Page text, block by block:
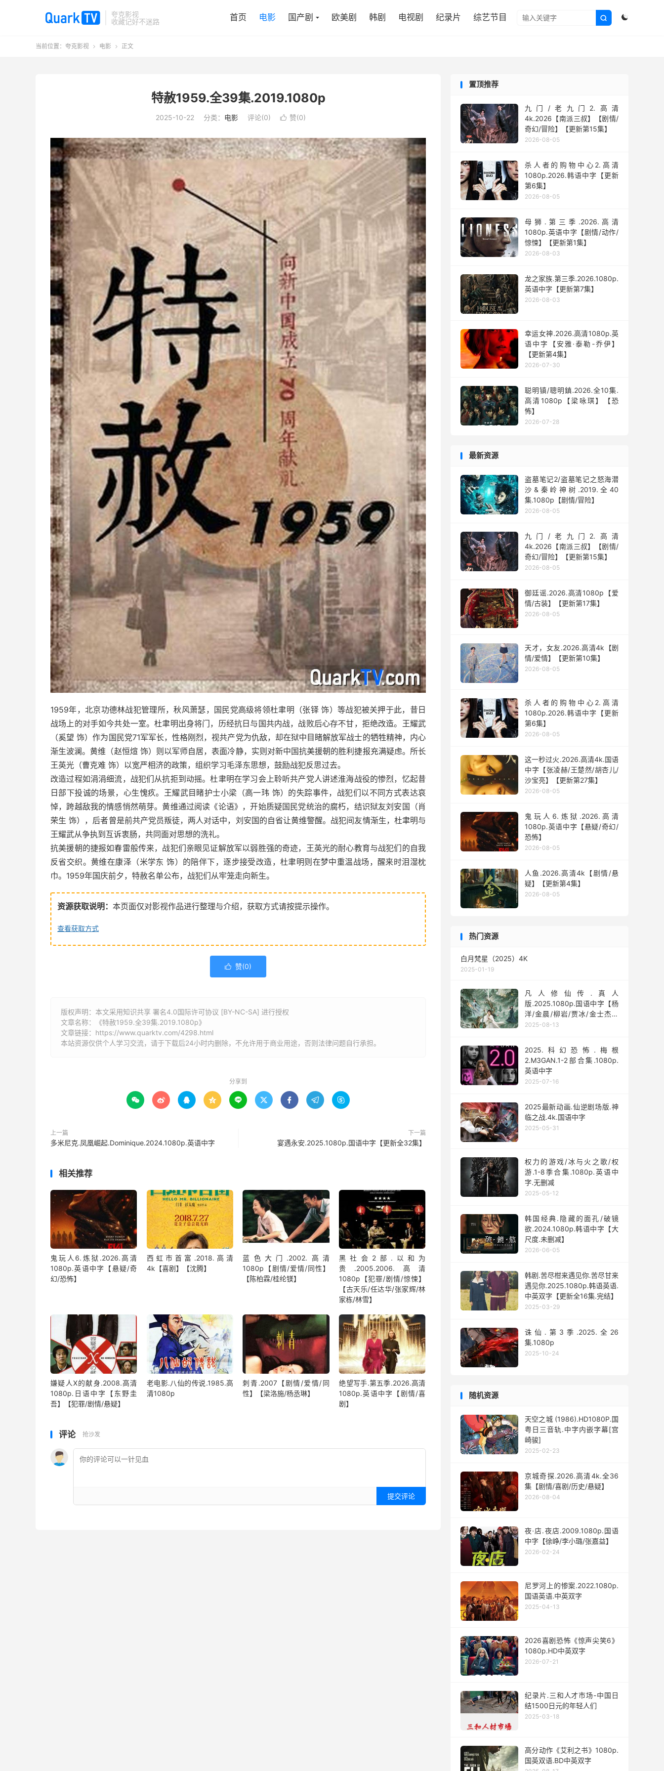
夸克影视
收藏记好不迷路


首页 电影 国产剧 欧美剧 韩剧 电视剧 纪录片 综艺节目
当前位置： 夸克影视  电影  正文
特赦1959.全39集.2019.1080p
2025-10-22 分类： 电影 评论(0)  赞(0)
1959年，北京功德林战犯管理所，秋风萧瑟，国民党高级将领杜聿明（张铎 饰）等战犯被关押于此，昔日
战场上的对手如今共处一室。杜聿明出身将门，历经抗日与国共内战，战败后心存不甘，拒绝改造。王耀武
（奚望 饰）作为国民党71军军长，性格刚烈，视共产党为仇敌，却在狱中目睹解放军战士的牺牲精神，内心
渐生波澜。黄维（赵恒煊 饰）则以军师自居，表面冷静，实则对新中国抗美援朝的胜利捷报充满疑虑。所长
王英光（曹克难 饰）以宽严相济的政策，组织学习毛泽东思想，鼓励战犯反思过去。
改造过程如涓涓细流，战犯们从抗拒到动摇。杜聿明在学习会上聆听共产党人讲述淮海战役的惨烈，忆起昔
日部下投诚的场景，心生愧疚。王耀武目睹护士小梁（高一玮 饰）的失踪事件，战犯们以不同方式表达哀
悼，跨越敌我的情感悄然萌芽。黄维通过阅读《论语》，开始质疑国民党统治的腐朽，结识狱友刘安国（肖
荣生 饰），后者曾是前共产党员叛徒，两人对话中，刘安国的自省让黄维警醒。战犯间友情渐生，杜聿明与
王耀武从争执到互诉衷肠，共同面对思想的洗礼。
抗美援朝的捷报如春雷般传来，战犯们亲眼见证解放军以弱胜强的奇迹，王英光的耐心教育与战犯们的自我
反省交织。黄维在康泽（米学东 饰）的陪伴下，逐步接受改造，杜聿明则在梦中重温战场，醒来时泪湿枕
巾。1959年国庆前夕，特赦名单公布，战犯们从牢笼走向新生。
资源获取说明： 本页面仅对影视作品进行整理与介绍，获取方式请按提示操作。
查看获取方式
 赞(0)
版权声明：本文采用知识共享 署名4.0国际许可协议 [BY-NC-SA] 进行授权
文章名称：《特赦1959.全39集.2019.1080p》
文章链接： https://www.quarktv.com/4298.html
本站资源仅供个人学习交流，请于下载后24小时内删除，不允许用于商业用途，否则法律问题自行承担。
分享到
        
上一篇
多米尼克.凤凰崛起.Dominique.2024.1080p.英语中字
下一篇
宴遇永安.2025.1080p.国语中字【更新全32集】
相关推荐
鬼玩人6.炼狱.2026.高清
1080p.英语中字【悬疑/奇
幻/恐怖】
西虹市首富.2018.高清
4k【喜剧】【沈腾】
蓝色大门.2002.高清
1080p【剧情/爱情/同性】
【陈柏霖/桂纶镁】
黑社会2部.以和为
贵.2005.2006.高清
1080p【犯罪/剧情/惊悚】
【古天乐/任达华/张家辉/林
家栋/林雪】
嫌疑人X的献身.2008.高清
1080p.日语中字【东野圭
吾】【犯罪/剧情/悬疑】
老电影.八仙的传说.1985.高
清1080p
刺青.2007【剧情/爱情/同
性】【梁洛施/杨丞琳】
绝望写手.第五季.2026.高清
1080p.英语中字【剧情/喜
剧】
评论 抢沙发
提交评论
置顶推荐
九门/老九门2.高清
4k.2026【南派三叔】【剧情/
奇幻/冒险】【更新第15集】
2026-08-05
杀人者的购物中心2.高清
1080p.2026.韩语中字【更新
第6集】
2026-08-05
母狮.第三季.2026.高清
1080p.英语中字【剧情/动作/
惊悚】【更新第1集】
2026-08-03
龙之家族.第三季.2026.1080p.
英语中字【更新第7集】
2026-08-03
幸运女神.2026.高清1080p.英
语中字【安雅·泰勒-乔伊】
【更新第4集】
2026-07-30
聪明镇/聰明鎮.2026.全10集.
高清1080p【梁咏琪】【恐
怖】
2026-07-28
最新资源
盗墓笔记2/盗墓笔记之怒海潜
沙&秦岭神树.2019.全40
集.1080p【剧情/冒险】
2026-08-05
九门/老九门2.高清
4k.2026【南派三叔】【剧情/
奇幻/冒险】【更新第15集】
2026-08-05
御廷谣.2026.高清1080p【爱
情/古装】【更新第17集】
2026-08-05
天才，女友.2026.高清4k【剧
情/爱情】【更新第10集】
2026-08-05
杀人者的购物中心2.高清
1080p.2026.韩语中字【更新
第6集】
2026-08-05
这一秒过火.2026.高清4k.国语
中字【张凌赫/王楚然/胡杏儿/
沙宝亮】【更新第27集】
2026-08-05
鬼玩人6.炼狱.2026.高清
1080p.英语中字【悬疑/奇幻/
恐怖】
2026-08-05
人鱼.2026.高清4k【剧情/悬
疑】【更新第4集】
2026-08-05
热门资源
白月梵星（2025）4K
2025-01-19
凡人修仙传.真人
版.2025.1080p.国语中字【杨
洋/金晨/柳岩/贾冰/金士杰】
【全30集】
2025-08-13
2025.科幻恐怖.梅根
2.M3GAN.1-2部合集.1080p.
英语中字
2025-07-16
2025最新动画.仙逆剧场版.神
临之战.4k.国语中字
2025-05-31
权力的游戏/冰与火之歌/权
游.1-8季合集.1080p.英语中
字.无删减
2025-05-12
韩国经典.隐藏的面孔/破镜
欲.2024.1080p.韩语中字【大
尺度.未删减】
2026-06-05
韩剧.苦尽柑来遇见你.苦尽甘来
遇见你.2025.1080p.韩语英语.
中英双字【更新全16集.完结】
2025-03-29
诛仙.第3季.2025.全26
集.1080p
2025-10-24
随机资源
天空之城 (1986).HD1080P.国
粤日三音轨.中字内嵌字幕[宫
崎骏]
2025-02-23
京城奇探.2026.高清4k.全36
集【剧情/喜剧/历史/悬疑】
2026-08-04
夜·店.夜店.2009.1080p.国语
中字【徐峥/李小璐/张嘉益】
2026-02-24
尼罗河上的惨案.2022.1080p.
国语英语.中英双字
2025-04-13
2026喜剧恐怖《惊声尖笑6》
1080p.HD中英双字
2026-07-21
纪录片.三和人才市场-中国日
结1500日元的年轻人们
2025-03-18
高分动作《艾利之书》1080p.
国英双语.BD中英双字